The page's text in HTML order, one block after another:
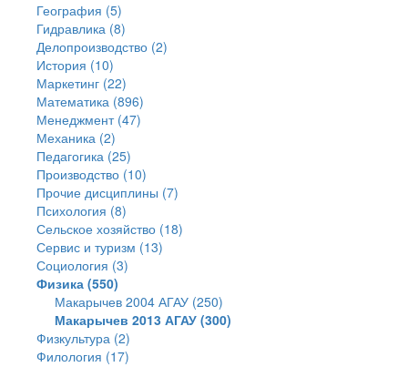
География (5)
Гидравлика (8)
Делопроизводство (2)
История (10)
Маркетинг (22)
Математика (896)
Менеджмент (47)
Механика (2)
Педагогика (25)
Производство (10)
Прочие дисциплины (7)
Психология (8)
Сельское хозяйство (18)
Сервис и туризм (13)
Социология (3)
Физика (550)
Макарычев 2004 АГАУ (250)
Макарычев 2013 АГАУ (300)
Физкультура (2)
Филология (17)